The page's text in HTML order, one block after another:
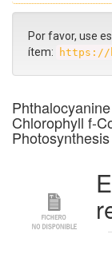
Por favor, use
ítem:
https://
Chlorophyll f-